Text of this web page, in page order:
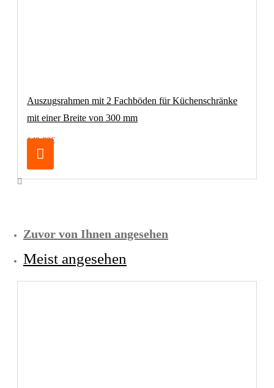
Auszugsrahmen mit 2 Fachböden für Küchenschränke
mit einer Breite von 300 mm
149,00€
Zuvor von Ihnen angesehen
Meist angesehen